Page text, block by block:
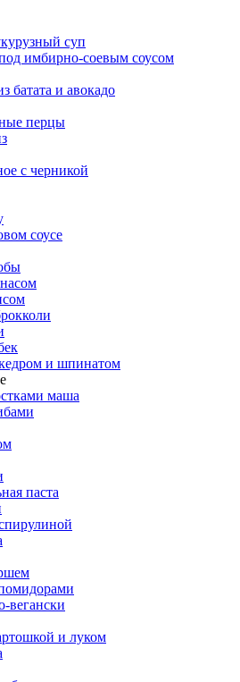
суп
имбирно-соевым соусом
батата и авокадо
перцы
с черникой
соусе
и шпинатом
маша
паста
вегански
и луком